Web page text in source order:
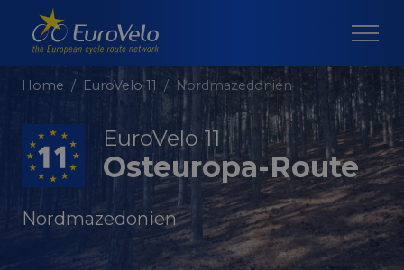
Home EuroVelo 11 Nordmazedonien
EuroVelo 11
Osteuropa-Route
Nordmazedonien